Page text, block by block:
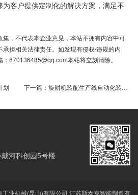
客户提供定制化的解决方案，满足不
集，不代表本企业意见，本站不拥有内容中可
担相关法律责任。如发现有侵权/违规的内
670136485@qq.com本站将立刻清除。
划 下一篇： 旋耕机装配生产线自动化装配需求
河科创园5号楼
业机械(昆山)有限公司 江苏斯泰克智能制造有